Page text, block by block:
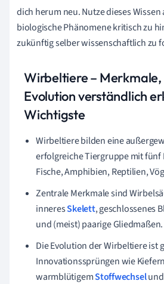
dich herum neu. Nutze dieses
biologische Phänomene kritisch zu
zukünftig selber wissenschaftlich zu
Wirbeltiere – Merkmale,
Evolution verständlich
Wichtigste
Wirbeltiere bilden eine
erfolgreiche Tiergruppe mit fünf
Fische, Amphibien, Reptilien,
Zentrale Merkmale sind
inneresSkelett, geschlossenes
und (meist) paarige Gliedmaßen.
Die Evolution der Wirbeltiere ist
Innovationssprüngen wie
warmblütigemStoffwechselund